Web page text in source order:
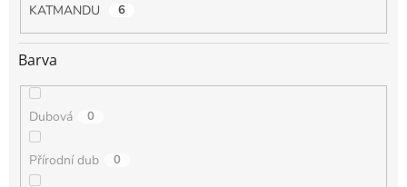
KATMANDU 6
Barva
Dubová 0
Přírodní dub 0